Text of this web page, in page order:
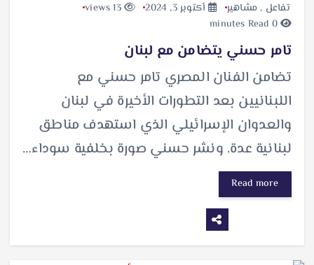
تفاعل , مشاهير أكتوبر 3, 2024
13 views
0 minutes Read
تامر حسني يتضامن مع لبنان
تضامن الفنان المصري تامر حسني مع
اللبنانيين بعد التطورات الأخيرة في لبنان
والعدوان الإسرائيلي الذي استهدف مناطق
لبنانية عدة. ونشر حسني صورة بخلفية سوداء…
Read more